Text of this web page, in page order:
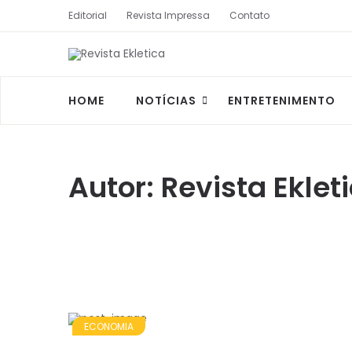
Editorial Revista Impressa Contato
HOME NOTÍCIAS ENTRETENIMENTO
Autor: Revista
ECONOMIA